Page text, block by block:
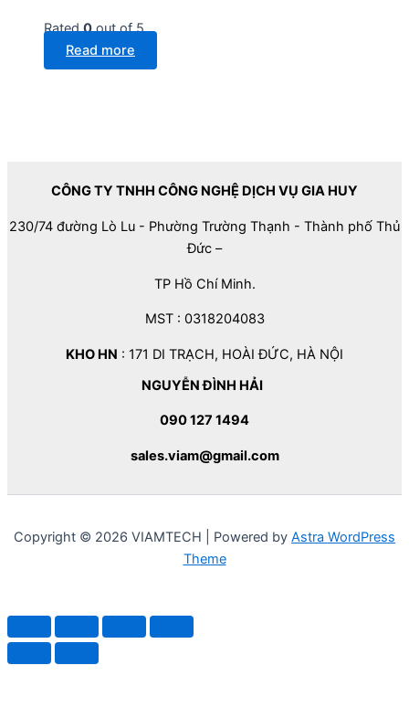
Rated0out of 5
Read more
CÔNG TY TNHH CÔNG NGHỆ DỊCH VỤ GIA HUY
230/74 đường Lò Lu - Phường Trường Thạnh - Thành phố Thủ
Đức –
TP Hồ Chí Minh.
MST : 0318204083
KHO HN : 171 DI TRẠCH, HOÀI ĐỨC, HÀ NỘI
NGUYỄN ĐÌNH HẢI
090 127 1494
sales.viam@gmail.com
Copyright © 2026 VIAMTECH | Powered by Astra WordPress
Theme